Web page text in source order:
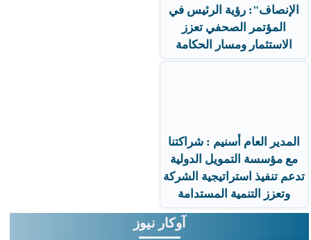
الإنصاف": رؤية الرئيس في
المؤتمر الصحفي تعزز
الاستثمار ومسار الحكامة
المدير العام أسنيم : شراكتنا
مع مؤسسة التمويل الدولية
تدعم تنفيذ استراتيجية الشركة
وتعزز التنمية المستدامة
آوكار نيوز